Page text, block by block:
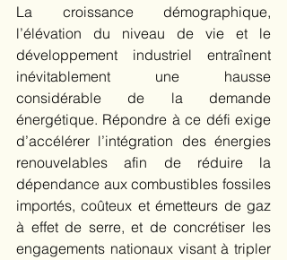
La croissance démographique,
l’élévation du niveau de vie et le
développement industriel entraînent
inévitablement une hausse
considérable de la demande
énergétique. Répondre à ce défi exige
d’accélérer l’intégration des énergies
renouvelables afin de réduire la
dépendance aux combustibles fossiles
importés, coûteux et émetteurs de gaz
à effet de serre, et de concrétiser les
engagements nationaux visant à tripler